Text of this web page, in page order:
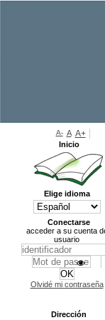
A- A A+
Inicio
Elige idioma
Conectarse
acceder a su cuenta
usuario
Olvidé mi contraseña
Dirección